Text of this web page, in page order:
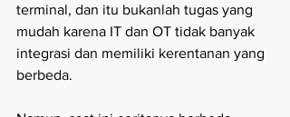
terminal, dan itu bukanlah tugas yang
mudah karena IT dan OT tidak banyak
integrasi dan memiliki kerentanan yang
berbeda.